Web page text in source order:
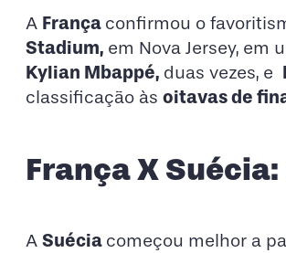
A França confirmou o
Stadium, em Nova Jersey, em
Kylian Mbappé, duas vezes, e
classificação às oitavas de
França X
A Suécia começou melhor a